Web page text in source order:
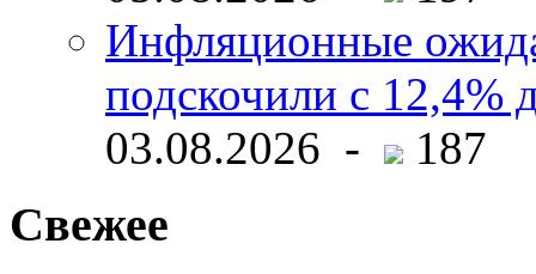
Инфляционные
подскочили с 12,4%
03.08.2026 -
187
Свежее